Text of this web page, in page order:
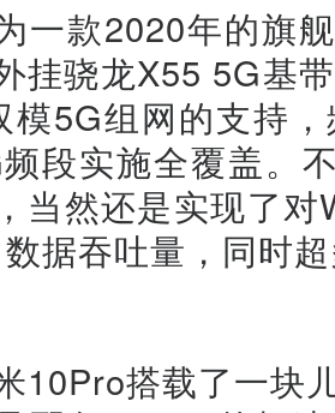
一款2020年的旗
挂骁龙X55 5G基
模5G组网的支持
段实施全覆盖。
当然还是实现了
据吞吐量，同时
10Pro搭载了一块